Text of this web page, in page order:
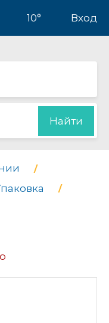
10° Вход
Найти